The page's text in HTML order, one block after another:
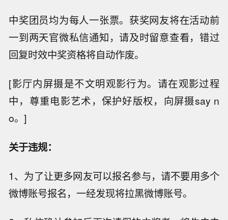
中奖团员均为每人一张票。获奖网友将在活动前
一到两天官微私信通知，请及时留意查看，错过
回复时效中奖资格将自动作废。
[影厅内屏摄是不文明观影行为。请在观影过程
中，尊重电影艺术，保护好版权，向屏摄say n
o。]
关于违规：
1、为了让更多网友可以报名参与，请不要用多个
微博账号报名，一经发现将拉黑微博账号。